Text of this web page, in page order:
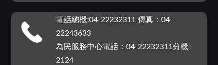
電話總機:04-22232311 傳真：04-
22243633
為民服務中心電話：04-22232311分機
2124